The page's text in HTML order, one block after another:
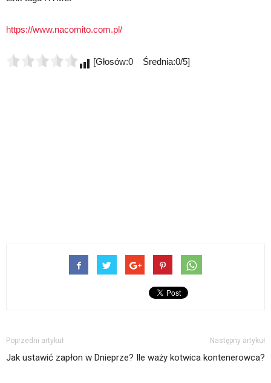
https://www.nacomito.com.pl/
[Głosów:0 Średnia:0/5]
Poprzedni artykuł
Jak ustawić zapłon w Dnieprze?
Następny artykuł
Ile waży kotwica kontenerowca?